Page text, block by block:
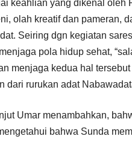
keahlian yang dikenal
olah kreatif dan pameran,
Seiring dgn kegiatan
pola hidup sehat,
menjaga kedua hal
dari rurukan adat
Umar menambahkan,
bahwa Sunda